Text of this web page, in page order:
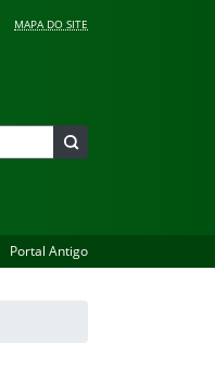
MAPA DO SITE
Portal Antigo